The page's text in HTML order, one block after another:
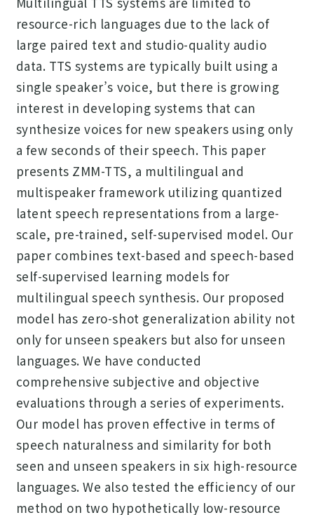
resource-rich languages due to the lack of
large paired text and studio-quality audio
data. TTS systems are typically built using a
single speaker’s voice, but there is growing
interest in developing systems that can
synthesize voices for new speakers using only
a few seconds of their speech. This paper
presents ZMM-TTS, a multilingual and
multispeaker framework utilizing quantized
latent speech representations from a large-
scale, pre-trained, self-supervised model. Our
paper combines text-based and speech-based
self-supervised learning models for
multilingual speech synthesis. Our proposed
model has zero-shot generalization ability not
only for unseen speakers but also for unseen
languages. We have conducted
comprehensive subjective and objective
evaluations through a series of experiments.
Our model has proven effective in terms of
speech naturalness and similarity for both
seen and unseen speakers in six high-resource
languages. We also tested the efficiency of our
method on two hypothetically low-resource